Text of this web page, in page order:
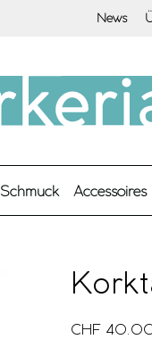
News
Schmuck Accessoires
CHF